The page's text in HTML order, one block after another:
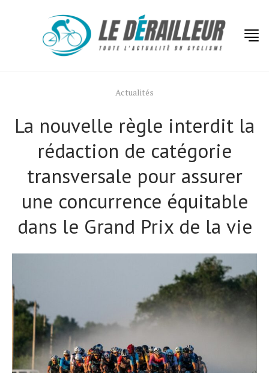
Actualités
La nouvelle règle interdit la
rédaction de catégorie
transversale pour assurer
une concurrence équitable
dans le Grand Prix de la vie